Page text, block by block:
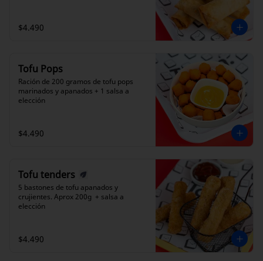
$4.490
Tofu Pops
Ración de 200 gramos de tofu pops
marinados y apanados + 1 salsa a
elección
$4.490
Tofu tenders
5 bastones de tofu apanados y
crujientes. Aprox 200g  + salsa a
elección
$4.490